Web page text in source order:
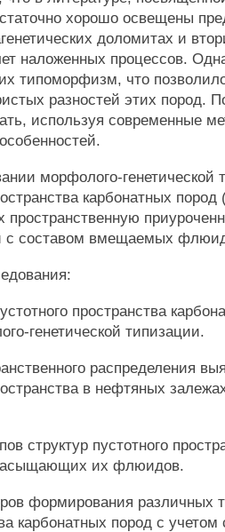
хорошо освещены
доломитах и
наложенных процессов.
типоморфизм, что
разностей этих пород.
используя современные
морфолого-генетической
карбонатных пород
с составом вмещаемых
пространства
генетической типизации.
распределения
в нефтяных
структур пустотного
их флюидов.
формирования различных
карбонатных пород с учетом